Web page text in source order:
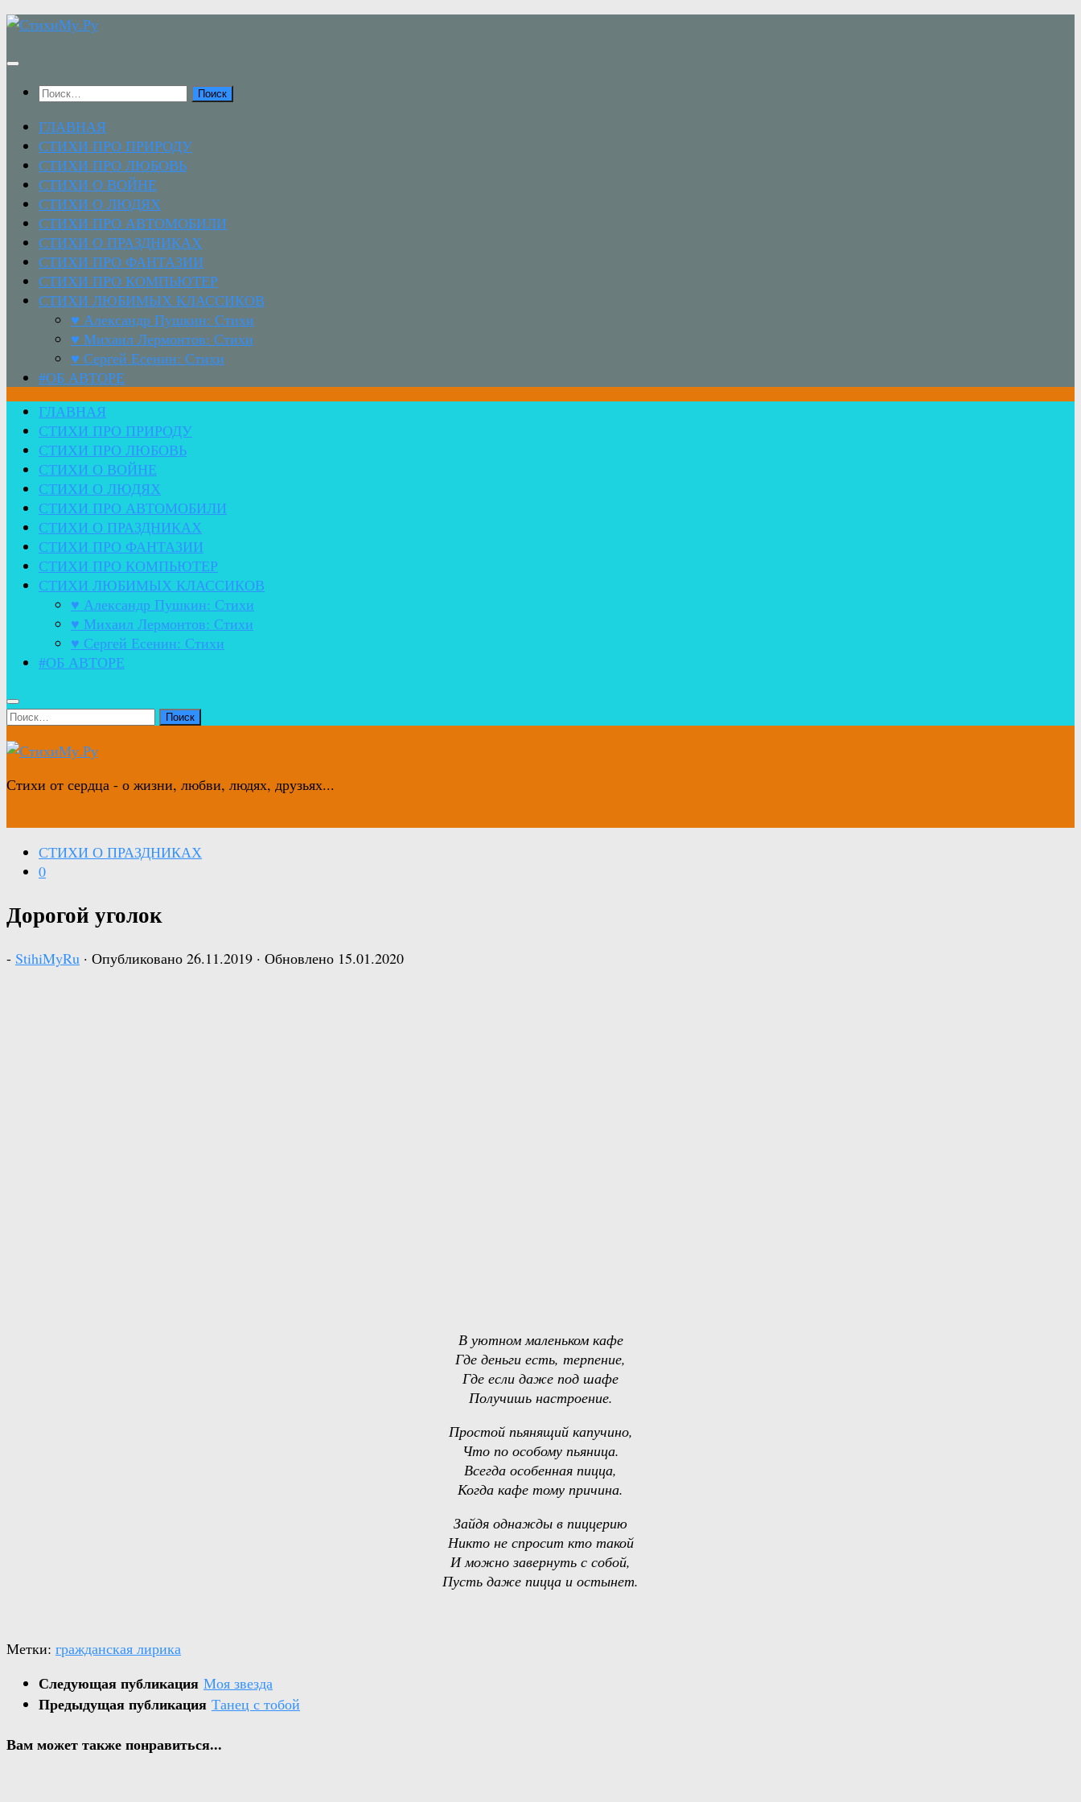
Перейти
содержимому
Найти:
ГЛАВНАЯ
СТИХИ ПРО ПРИРОДУ
СТИХИ ПРО ЛЮБОВЬ
СТИХИ О ВОЙНЕ
СТИХИ О ЛЮДЯХ
СТИХИ ПРО АВТОМОБИЛИ
СТИХИ О ПРАЗДНИКАХ
СТИХИ ПРО ФАНТАЗИИ
СТИХИ ПРО КОМПЬЮТЕР
СТИХИ ЛЮБИМЫХ КЛАССИКОВ
♥ Александр Пушкин: Стихи
♥ Михаил Лермонтов: Стихи
♥ Сергей Есенин: Стихи
#ОБ АВТОРЕ
ГЛАВНАЯ
СТИХИ ПРО ПРИРОДУ
СТИХИ ПРО ЛЮБОВЬ
СТИХИ О ВОЙНЕ
СТИХИ О ЛЮДЯХ
СТИХИ ПРО АВТОМОБИЛИ
СТИХИ О ПРАЗДНИКАХ
СТИХИ ПРО ФАНТАЗИИ
СТИХИ ПРО КОМПЬЮТЕР
СТИХИ ЛЮБИМЫХ КЛАССИКОВ
♥ Александр Пушкин: Стихи
♥ Михаил Лермонтов: Стихи
♥ Сергей Есенин: Стихи
#ОБ АВТОРЕ
Найти:
Стихи от сердца - о жизни, любви, людях, друзьях...
СТИХИ О ПРАЗДНИКАХ
0
Дорогой уголок
- StihiMyRu · Опубликовано 26.11.2019 · Обновлено 15.01.2020
В уютном маленьком кафе
Где деньги есть, терпение,
Где если даже под шафе
Получишь настроение.
Простой пьянящий капучино,
Что по особому пьяница.
Всегда особенная пицца,
Когда кафе тому причина.
Зайдя однажды в пиццерию
Никто не спросит кто такой
И можно завернуть с собой,
Пусть даже пицца и остынет.
Метки: гражданская лирика
Следующая публикация Моя звезда
Предыдущая публикация Танец с тобой
Вам может также понравиться...